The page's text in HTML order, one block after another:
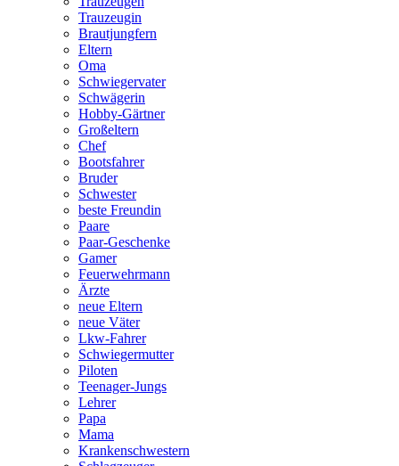
Trauzeugin
Brautjungfern
Eltern
Oma
Schwiegervater
Schwägerin
Hobby-Gärtner
Großeltern
Chef
Bootsfahrer
Bruder
Schwester
beste Freundin
Paare
Paar-Geschenke
Gamer
Feuerwehrmann
Ärzte
neue Eltern
neue Väter
Lkw-Fahrer
Schwiegermutter
Piloten
Teenager-Jungs
Lehrer
Papa
Mama
Krankenschwestern